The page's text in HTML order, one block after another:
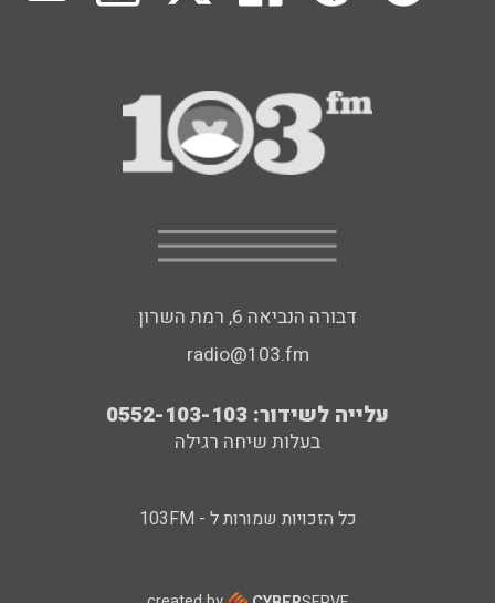
דבורה הנביאה 6, רמת השרון
radio@103.fm
עלייה לשידור: 0552-103-103
בעלות שיחה רגילה
כל הזכויות שמורות ל - 103FM